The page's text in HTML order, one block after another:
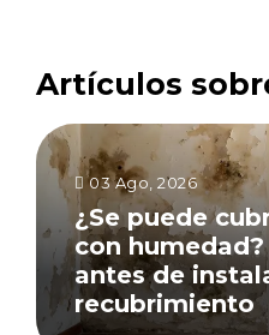
Artículos
03 Ago, 2026
¿Se puede
con
antes de
recubrimiento